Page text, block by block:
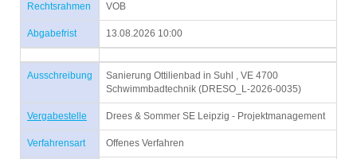
Rechtsrahmen VOB
Abgabefrist 13.08.2026 10:00
Ausschreibung
Sanierung Ottilienbad in Suhl , VE 4700
Schwimmbadtechnik (DRESO_L-2026-0035)
Vergabestelle Drees & Sommer SE Leipzig - Projektmanagement
Verfahrensart Offenes Verfahren